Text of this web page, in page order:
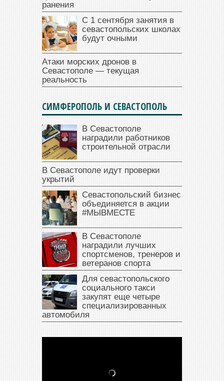
ранения
С 1 сентября занятия в
севастопольских школах
будут очными
Атаки морских дронов в
Севастополе — текущая
реальность
СИМФЕРОПОЛЬ И СЕВАСТОПОЛЬ
В Севастополе
наградили работников
строительной отрасли
В Севастополе идут проверки
укрытий
Севастопольский бизнес
объединяется в акции
#МЫВМЕСТЕ
В Севастополе
наградили лучших
спортсменов, тренеров и
ветеранов спорта
Для севастопольского
социального такси
закупят еще четыре
специализированных
автомобиля
В Крыму у жителя Саки